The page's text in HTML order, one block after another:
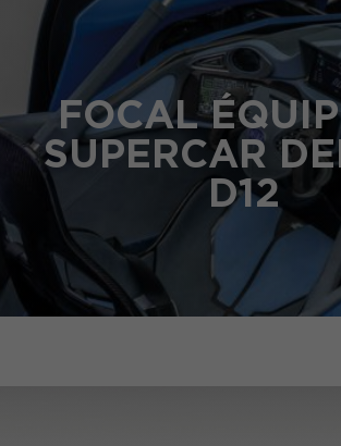
FOCAL
SUPERCAR
D12